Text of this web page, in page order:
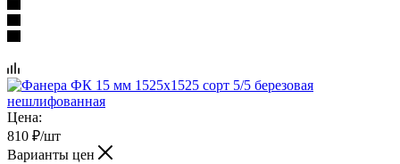
Цена:
810 ₽/шт
Варианты цен